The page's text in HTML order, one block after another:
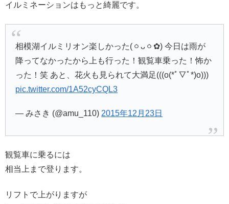
イルミネーションはもっと綺麗です。
相模湖イルミリオン楽しかった(ㆁᴗㆁ✿) 今日は雨が
降ってなかったから上も行った！観覧車乗った！怖か
った！笑 あと、花火も見られて大満足(((o(*ﾟ▽ﾟ*)o)))
pic.twitter.com/1A52cyCQL3
— みさき (@amu_110) 2015年12月23日
観覧車に乗るには
相当上まで登ります。
リフトで上がりますが